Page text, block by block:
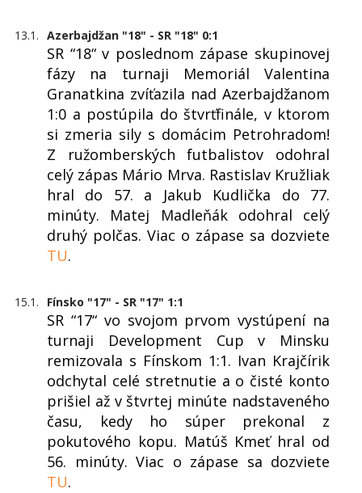
13.1. Azerbajdžan "18" - SR "18" 0:1
SR “18“ v poslednom zápase skupinovej
fázy na turnaji Memoriál Valentina
Granatkina zvíťazila nad Azerbajdžanom
1:0 a postúpila do štvrťfinále, v ktorom
si zmeria sily s domácim Petrohradom!
Z ružomberských futbalistov odohral
celý zápas Mário Mrva. Rastislav Kružliak
hral do 57. a Jakub Kudlička do 77.
minúty. Matej Madleňák odohral celý
druhý polčas. Viac o zápase sa dozviete
TU.
15.1. Fínsko "17" - SR "17" 1:1
SR “17“ vo svojom prvom vystúpení na
turnaji Development Cup v Minsku
remizovala s Fínskom 1:1. Ivan Krajčírik
odchytal celé stretnutie a o čisté konto
prišiel až v štvrtej minúte nadstaveného
času, kedy ho súper prekonal z
pokutového kopu. Matúš Kmeť hral od
56. minúty. Viac o zápase sa dozviete
TU.